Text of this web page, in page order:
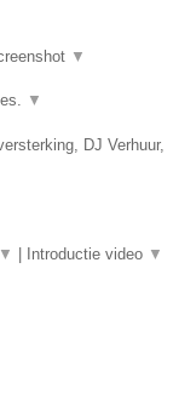
▼
▼
DJ Verhuur,
▼ | Introductie video ▼